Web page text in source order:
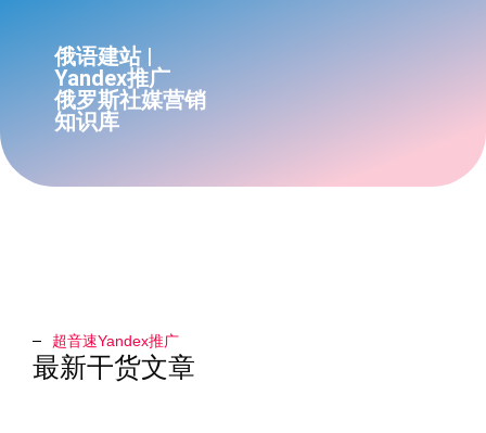
俄语建站 |
Yandex推广
俄罗斯社媒营销
知识库
超音速Yandex推广​
最新干货文章